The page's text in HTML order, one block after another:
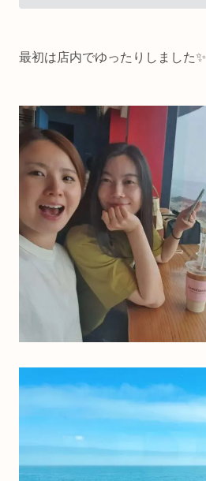
最初は店内でゆったりしました✨